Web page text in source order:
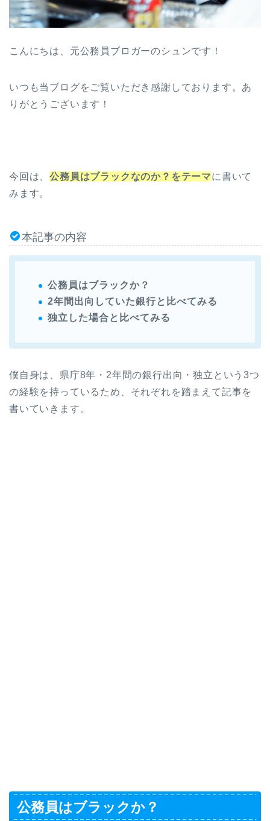
こんにちは、元公務員ブロガーのシュンです！
いつも当ブログをご覧いただき感謝しております。あ
りがとうございます！
今回は、公務員はブラックなのか？をテーマに書いて
みます。
本記事の内容
公務員はブラックか？
2年間出向していた銀行と比べてみる
独立した場合と比べてみる
僕自身は、県庁8年・2年間の銀行出向・独立という3つ
の経験を持っているため、それぞれを踏まえて記事を
書いていきます。
公務員はブラックか？